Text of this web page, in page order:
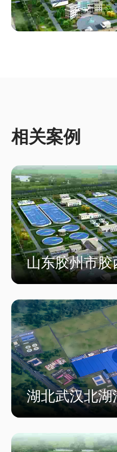
相关案例
山东胶州市
湖北武汉北